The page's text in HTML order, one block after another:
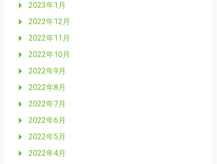
2023年1月
2022年12月
2022年11月
2022年10月
2022年9月
2022年8月
2022年7月
2022年6月
2022年5月
2022年4月